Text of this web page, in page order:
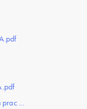
...